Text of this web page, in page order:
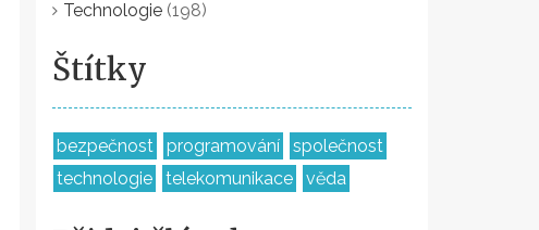
Technologie (198)
Štítky
bezpečnost programování
společnost
technologie
telekomunikace věda